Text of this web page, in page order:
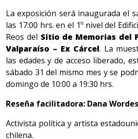
La exposición será inaugurada el
las 17:00 hrs. en el 1º nivel del
Reos del Sitio de Memorias del
Valparaíso – Ex Cárcel. La
las edades y de acceso liberado,
sábado 31 del mismo mes y se
domingo de 10:00 a 19:30 hrs.
Reseña facilitadora: Dana Wordes
Activista política y artista
chilena.